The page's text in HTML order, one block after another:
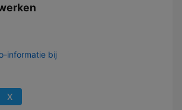
informatie bij
X